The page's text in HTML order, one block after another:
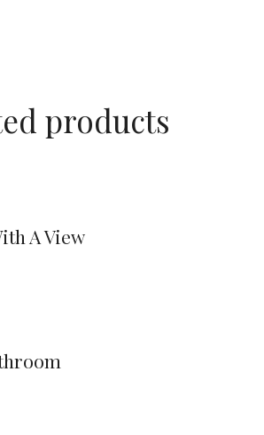
products
A View